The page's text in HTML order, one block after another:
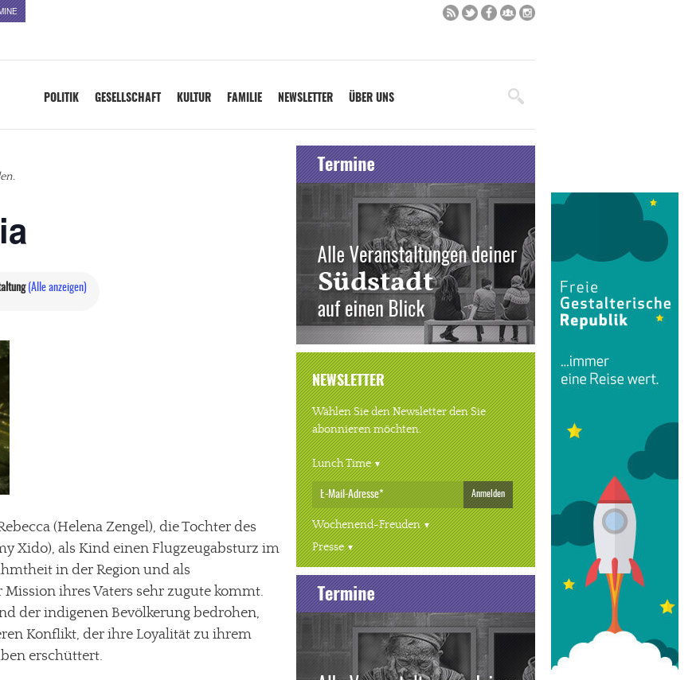
POLITIK GESELLSCHAFT KULTUR FAMILIE NEWSLETTER ÜBER UNS
(Alle anzeigen)
(Helena Zengel), die Tochter des
Xido), als Kind einen Flugzeugabsturz im
in der Region und als
ihres Vaters sehr zugute kommt.
der indigenen Bevölkerung bedrohen,
Konflikt, der ihre Loyalität zu ihrem
erschüttert.
NEWSLETTER
Wählen Sie den Newsletter den Sie
abonnieren möchten.
Lunch Time
Anmelden
Wochenend-Freuden
Presse